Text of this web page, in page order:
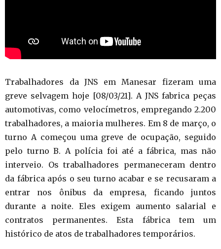
Trabalhadores da JNS em Manesar fizeram uma
greve selvagem hoje [08/03/21]. A JNS fabrica peças
automotivas, como velocímetros, empregando 2.200
trabalhadores, a maioria mulheres. Em 8 de março, o
turno A começou uma greve de ocupação, seguido
pelo turno B. A polícia foi até a fábrica, mas não
interveio. Os trabalhadores permaneceram dentro
da fábrica após o seu turno acabar e se recusaram a
entrar nos ônibus da empresa, ficando juntos
durante a noite. Eles exigem aumento salarial e
contratos permanentes. Esta fábrica tem um
histórico de atos de trabalhadores temporários.